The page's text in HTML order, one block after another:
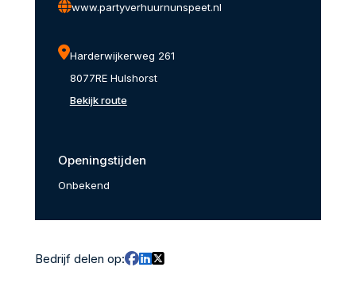
www.partyverhuurnunspeet.nl
Harderwijkerweg 261
8077RE Hulshorst
Bekijk route
Openingstijden
Onbekend
Bedrijf delen op: